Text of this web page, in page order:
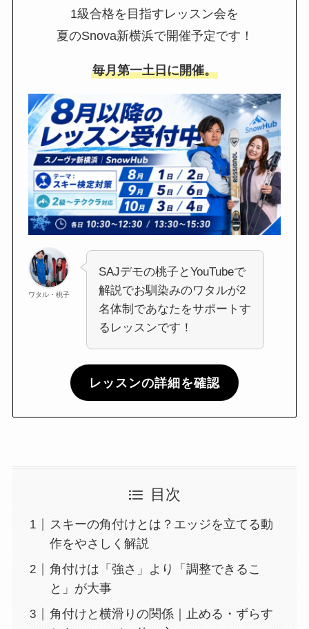
1級合格を目指すレッスン会を
夏のSnova新横浜で開催予定です！
毎月第一土日に開催。
ワタル・桃子
SAJデモの桃子とYouTubeで
解説でお馴染みのワタルが2
名体制であなたをサポートす
るレッスンです！
レッスンの詳細を確認
目次
スキーの角付けとは？エッジを立てる動
作をやさしく解説
角付けは「強さ」より「調整できるこ
と」が大事
角付けと横滑りの関係｜止める・ずらす